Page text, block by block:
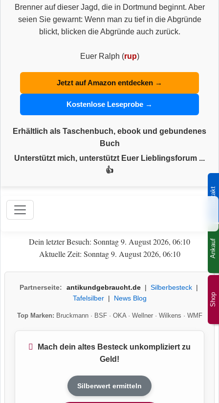
Shop
Kontakt
Ankauf
Brenner auf dieser Jagd, die in Dortmund beginnt. Aber
seien Sie gewarnt: Wenn man zu tief in die Abgründe
blickt, blicken die Abgründe auch zurück.
Euer Ralph (rup)
Jetzt auf Amazon entdecken →
Kostenlose Leseprobe →
Erhältlich als Taschenbuch, ebook und gebundenes
Buch
Unterstützt mich, unterstützt Euer Lieblingsforum ...
👍
Dein letzter Besuch: Sonntag 9. August 2026, 06:10
Aktuelle Zeit: Sonntag 9. August 2026, 06:10
Partnerseite: antikundgebraucht.de| Silberbesteck|
Tafelsilber| News Blog
Top Marken: Bruckmann· BSF· OKA· Wellner· Wilkens · WMF
Mach dein altes Besteck unkompliziert zu
Geld!
Silberwert ermitteln